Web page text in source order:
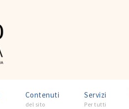
Contenuti
del sito
Servizi
Per tutti